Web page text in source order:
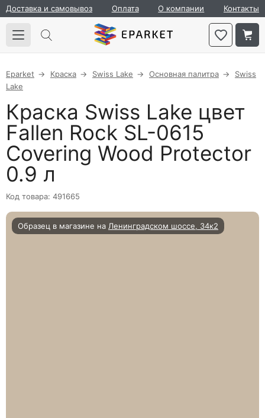
Доставка и самовывоз Оплата О компании Контакты
Eparket Краска Swiss Lake Основная палитра
Swiss
Lake
Краска Swiss Lake цвет
Fallen Rock SL-0615
Covering Wood Protector
0.9 л
Код товара: 491665
Образец в магазине на Ленинградском шоссе, 34к2